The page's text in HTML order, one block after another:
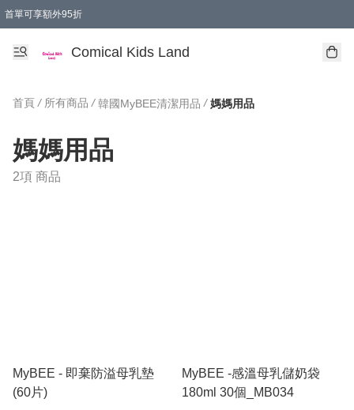
首單可享額外95折
Comical Kids Land
首頁 / 所有商品 / 韓國MyBEE清潔用品 / 媽媽用品
媽媽用品
2項 商品
MyBEE - 即棄防溢母乳墊
(60片)
MyBEE -感溫母乳儲奶袋
180ml 30個_MB034